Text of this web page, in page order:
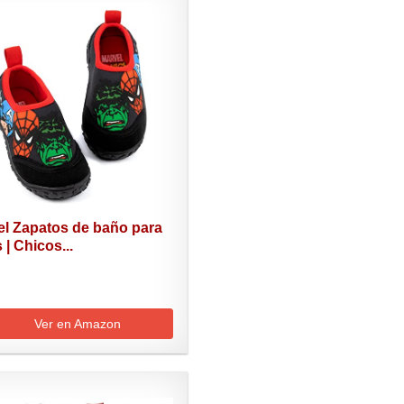
Zapatos de baño para
| Chicos...
Ver en Amazon